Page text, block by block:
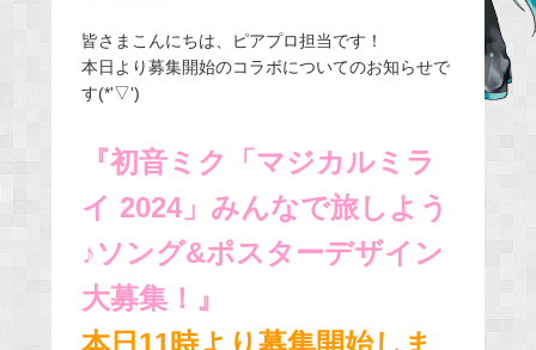
c
e
o
k
皆さまこんにちは、ピアプロ担当です！
本日より募集開始のコラボについてのお知らせで
す(*'▽')
『初音ミク「マジカルミラ
イ 2024」みんなで旅しよう
♪ソング&ポスターデザイン
大募集！』